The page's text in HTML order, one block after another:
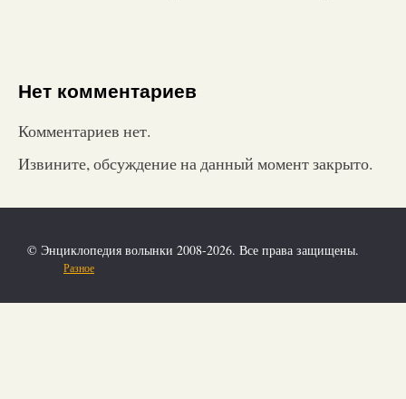
Нет комментариев
Комментариев нет.
Извините, обсуждение на данный момент закрыто.
© Энциклопедия волынки 2008-2026. Все права защищены.
Разное